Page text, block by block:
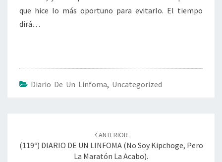
que hice lo más oportuno para evitarlo. El tiempo
dirá…
Diario De Un Linfoma, Uncategorized
entradas
ANTERIOR
(119º) DIARIO DE UN LINFOMA (No Soy Kipchoge, Pero
La Maratón La Acabo).